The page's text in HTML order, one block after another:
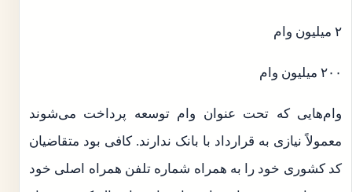
۲ میلیون وام
۲۰۰ میلیون وام
وام‌هایی که تحت عنوان وام توسعه پرداخت می‌شوند
معمولاً نیازی به قرارداد با بانک ندارند. کافی بود متقاضیان
کد کشوری خود را به همراه شماره تلفن همراه اصلی خود